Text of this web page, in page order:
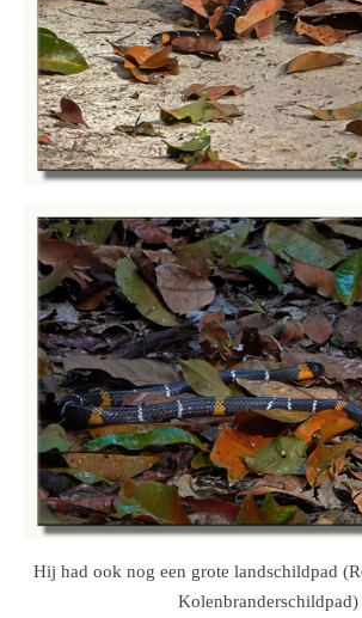
Hij had ook nog een grote landschildpad (
Kolenbranderschildpad)